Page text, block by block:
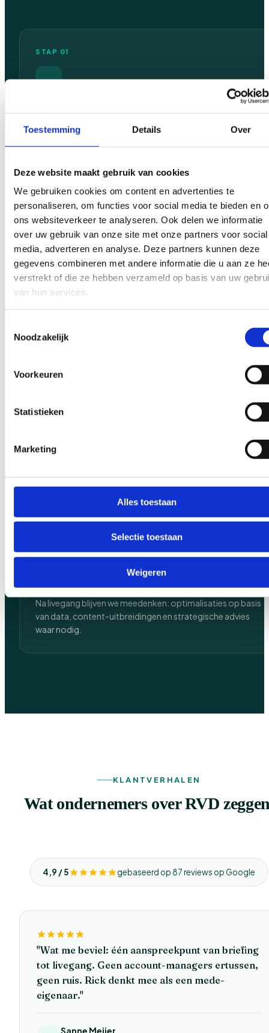
Toestemming Details Over
Deze website maakt gebruik van cookies
We gebruiken cookies om content en advertenties te
personaliseren, om functies voor social media te bieden en
ons websiteverkeer te analyseren. Ook delen we informatie
over uw gebruik van onze site met onze partners voor social
media, adverteren en analyse. Deze partners kunnen deze
gegevens combineren met andere informatie die u aan ze
verstrekt of die ze hebben verzameld op basis van uw
van hun services.
Noodzakelijk
Voorkeuren
Statistieken
Marketing
Alles toestaan
Selectie toestaan
Weigeren
STAP 01
Kennismaking
Een eerlijk gesprek over je bedrijf, je doelen en wat een
STAP 02
Strategie & ontwerp
Vanuit doelgroep, propositie en concurrentieveld bouwen
we de structuur en het ontwerp — strategisch, niet
Schone code, snelle laadtijden, SEO-fundament en een
CMS waarmee je zelf eenvoudig content beheert. Soepele
Doorgroeien
Na livegang blijven we meedenken: optimalisaties op basis
van data, content-uitbreidingen en strategische advies
waar nodig.
KLANTVERHALEN
Wat ondernemers over RVD
4,9 / 5 gebaseerd op 87 reviews op Google
"Wat me beviel: één aanspreekpunt van briefing
tot livegang. Geen account-managers ertussen,
geen ruis. Rick denkt mee als een mede-
eigenaar."
Sanne Meijer